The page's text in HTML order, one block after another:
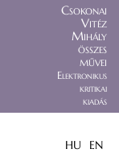
Csokonai
Vitéz
Mihály
összes
művei
Elektronikus
kritikai
kiadás
HU EN